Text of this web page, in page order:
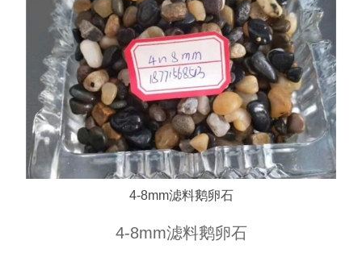
4-8mm滤料鹅卵石
4-8mm滤料鹅卵石